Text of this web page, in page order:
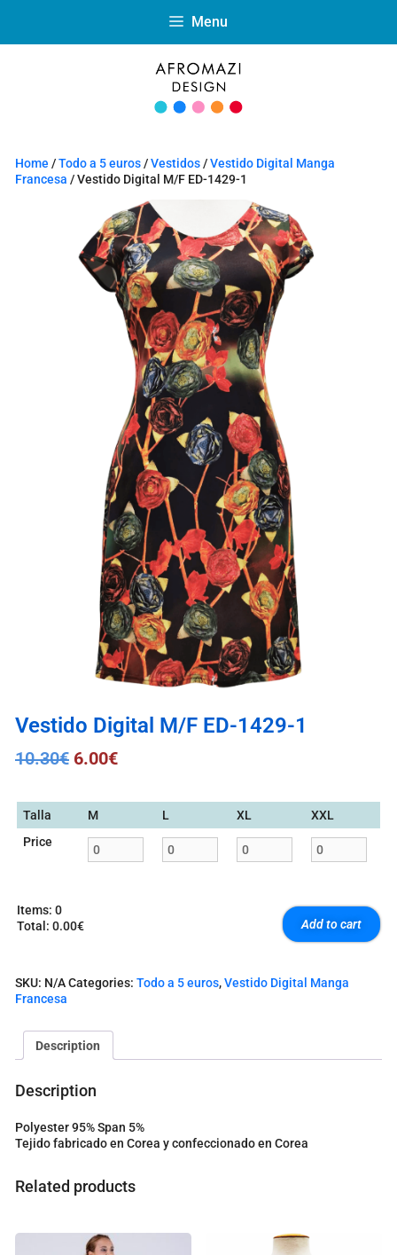
Menu
Home /Todo a 5 euros/Vestidos/Vestido Digital Manga
Francesa / Vestido Digital M/F ED-1429-1
Vestido Digital M/F ED-1429-1
10.30€ 6.00€
Talla M L XL
XXL
Price
Items: 0
Total : 0.00€
e
m
u
o
t
l
Add to cart
SKU: N/ACategories: Todo a 5 euros,Vestido Digital Manga
Francesa
Description
Description
Polyester 95% Span 5%
Tejido fabricado en Corea y confeccionado en Corea
Related products